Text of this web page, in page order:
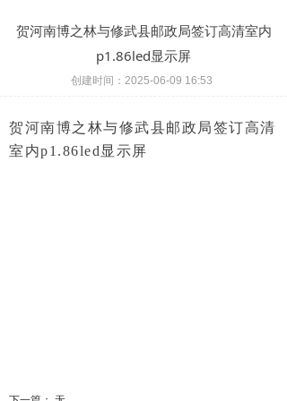
贺河南博之林与修武县邮政局签订高清室内
p1.86led显示屏
创建时间： 2025-06-09 16:53
贺河南博之林与修武县邮政局签订高清
室内p1.86led显示屏